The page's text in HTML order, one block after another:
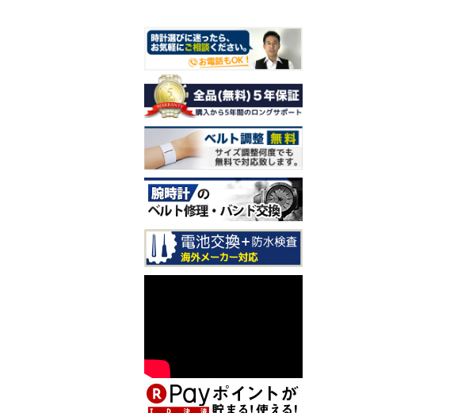
80H ACT Line 光発電エコ・
ドライブ GPS衛星電波時計
限定モデル 世界限定1,800
本 メンズモデル 入荷しまし
た！
CITIZEN ATTESA CC4078-
51E ACT Line LIGHT in BL
ACK Eco-Drive 50th Anniver
sary Edition メンズモデル
入荷しました！
CITIZEN EXCEED CB1147-
61E LIGHT in BLACK Eco-
Drive 50th Anniversary Editi
on メンズモデル 入荷しま
した！
CITIZEN ATTESA AT8384-5
n ES9495-59E LIGHT in BL
ACK Eco-Drive 50th Anniver
sary Edition レディースモデ
ル 入荷しました！